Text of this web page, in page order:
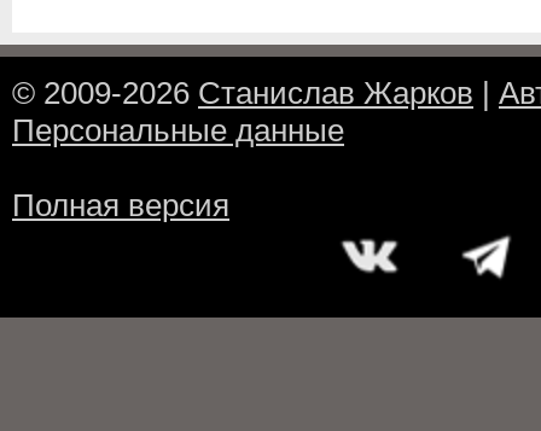
© 2009-2026 Станислав Жарков |
Персональные данные
Полная версия